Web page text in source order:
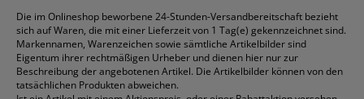
Die im Onlineshop beworbene 24-Stunden-Versandbereitschaft bezieht
sich auf Waren, die mit einer Lieferzeit von 1 Tag(e) gekennzeichnet sind.
Markennamen, Warenzeichen sowie sämtliche Artikelbilder sind
Eigentum ihrer rechtmäßigen Urheber und dienen hier nur zur
Beschreibung der angebotenen Artikel. Die Artikelbilder können von den
tatsächlichen Produkten abweichen.